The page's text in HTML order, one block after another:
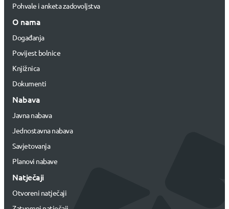
Pohvale i anketa zadovoljstva
O nama
Događanja
Povijest bolnice
Knjižnica
Dokumenti
Nabava
Javna nabava
Jednostavna nabava
Savjetovanja
Planovi nabave
Natječaji
Otvoreni natječaji